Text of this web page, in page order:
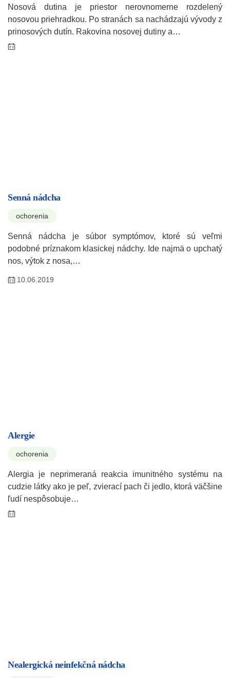
Nosová dutina je priestor nerovnomerne rozdelený
nosovou priehradkou. Po stranách sa nachádzajú vývody z
prinosových dutín. Rakovina nosovej dutiny a…
Senná nádcha
ochorenia
Senná nádcha je súbor symptómov, ktoré sú veľmi
podobné príznakom klasickej nádchy. Ide najmä o upchatý
nos, výtok z nosa,…
10.06.2019
Alergie
ochorenia
Alergia je neprimeraná reakcia imunitného systému na
cudzie látky ako je peľ, zvierací pach či jedlo, ktorá väčšine
ľudí nespôsobuje…
Nealergická neinfekčná nádcha